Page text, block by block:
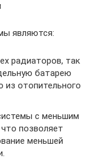
являются:
радиаторов, так
батарею
из отопительного
с меньшим
позволяет
меньшей